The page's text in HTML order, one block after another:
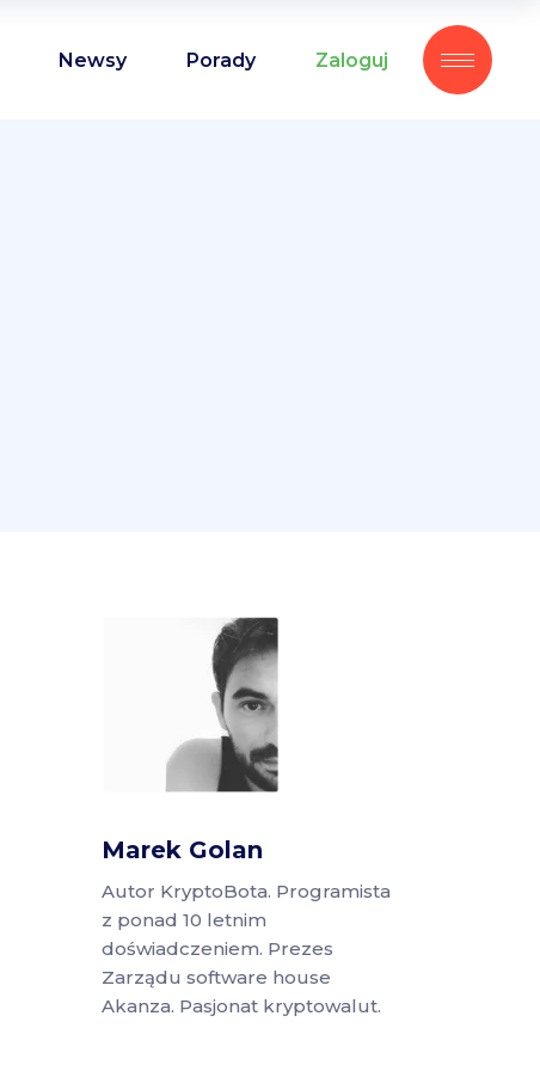
Newsy Porady Zaloguj
Marek Golan
Autor KryptoBota. Programista
z ponad 10 letnim
doświadczeniem. Prezes
Zarządu software house
Akanza. Pasjonat kryptowalut.